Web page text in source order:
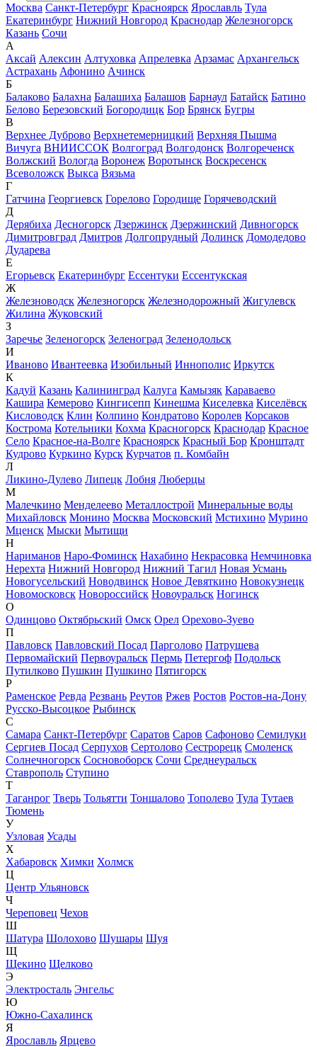
Москва Санкт-Петербург Красноярск Ярославль Тула
Екатеринбург Нижний Новгород Краснодар Железногорск
Казань Сочи
А
Аксай Алексин Алтуховка Апрелевка Арзамас Архангельск
Астрахань Афонино Ачинск
Б
Балаково Балахна Балашиха Балашов Барнаул Батайск Батино
Белово Березовский Богородицк Бор Брянск Бугры
В
Верхнее Дуброво Верхнетемерницкий Верхняя Пышма
Вичуга ВНИИССОК Волгоград Волгодонск Волгореченск
Волжский Вологда Воронеж Воротынск Воскресенск
Всеволожск Выкса Вязьма
Г
Гатчина Георгиевск Горелово Городище Горячеводский
Д
Дерябиха Десногорск Дзержинск Дзержинский Дивногорск
Димитровград Дмитров Долгопрудный Долинск Домодедово
Дударева
Е
Егорьевск Екатеринбург Ессентуки Ессентукская
Ж
Железноводск Железногорск Железнодорожный Жигулевск
Жилина Жуковский
З
Заречье Зеленогорск Зеленоград Зеленодольск
И
Иваново Ивантеевка Изобильный Иннополис Иркутск
К
Кадуй Казань Калининград Калуга Камызяк Караваево
Кашира Кемерово Кингисепп Кинешма Киселевка Киселёвск
Кисловодск Клин Колпино Кондратово Королев Корсаков
Кострома Котельники Кохма Красногорск Краснодар Красное
Село Красное-на-Волге Красноярск Красный Бор Кронштадт
Кудрово Куркино Курск Курчатов п. Комбайн
Л
Ликино-Дулево Липецк Лобня Люберцы
М
Малечкино Менделеево Металлострой Минеральные воды
Михайловск Монино Москва Московский Мстихино Мурино
Мценск Мыски Мытищи
Н
Нариманов Наро-Фоминск Нахабино Некрасовка Немчиновка
Нерехта Нижний Новгород Нижний Тагил Новая Усмань
Новогусельский Новодвинск Новое Девяткино Новокузнецк
Новомосковск Новороссийск Новоуральск Ногинск
О
Одинцово Октябрьский Омск Орел Орехово-Зуево
П
Павловск Павловский Посад Парголово Патрушева
Первомайский Первоуральск Пермь Петергоф Подольск
Путилково Пушкин Пушкино Пятигорск
Р
Раменское Ревда Резвань Реутов Ржев Ростов Ростов-на-Дону
Русско-Высоцкое Рыбинск
С
Самара Санкт-Петербург Саратов Саров Сафоново Семилуки
Сергиев Посад Серпухов Сертолово Сестрорецк Смоленск
Солнечногорск Сосновоборск Сочи Среднеуральск
Ставрополь Ступино
Т
Таганрог Тверь Тольятти Тоншалово Тополево Тула Тутаев
Тюмень
У
Узловая Усады
Х
Хабаровск Химки Холмск
Ц
Центр Ульяновск
Ч
Череповец Чехов
Ш
Шатура Шолохово Шушары Шуя
Щ
Щекино Щелково
Э
Электросталь Энгельс
Ю
Южно-Сахалинск
Я
Ярославль Ярцево